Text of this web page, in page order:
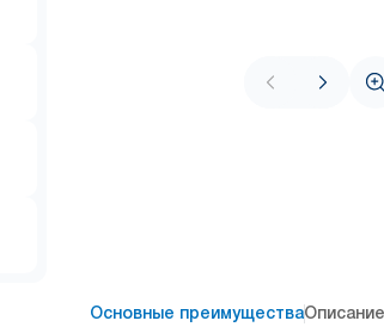
Основные преимуществаОписание